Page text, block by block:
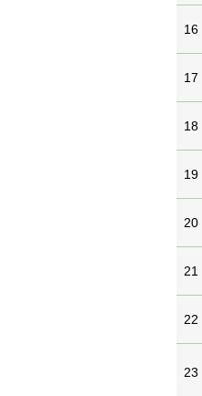
16
17
18
19
20
21
22
23